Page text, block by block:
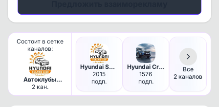
Состоит в сетке
каналов:
Автоклубы
Hyundai
2 кан.
Hyundai Solaris HS / Солярис …
2015
подп.
Hyundai Creta клуб / Solaris …
1576
подп.
Все
2 каналов